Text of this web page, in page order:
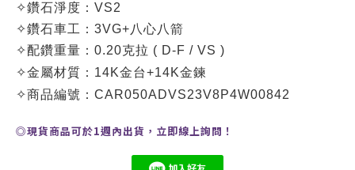
✧鑽石淨度 ：VS2
✧鑽石車工：3VG+八心八箭
✧配鑽重量：0.20克拉 ( D-F / VS )
✧金屬材質：14K金台+14K金鍊
✧商品編號： CAR050ADVS23V8P4W00842
◎現貨商品可於1週內出貨， 立即線上詢問 ！